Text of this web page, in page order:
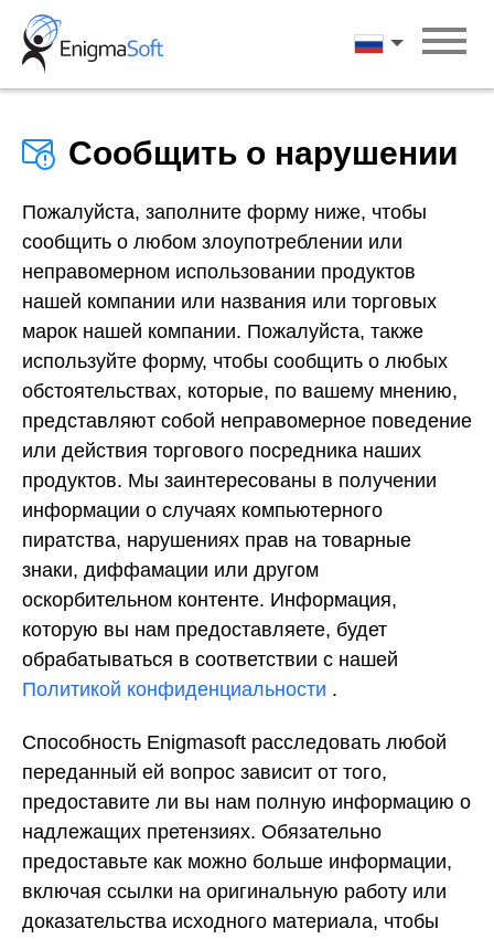
Skip
content
Русский
Сообщить о нарушении
Пожалуйста, заполните форму ниже, чтобы
сообщить о любом злоупотреблении или
неправомерном использовании продуктов
нашей компании или названия или торговых
марок нашей компании. Пожалуйста, также
используйте форму, чтобы сообщить о любых
обстоятельствах, которые, по вашему мнению,
представляют собой неправомерное поведение
или действия торгового посредника наших
продуктов. Мы заинтересованы в получении
информации о случаях компьютерного
пиратства, нарушениях прав на товарные
знаки, диффамации или другом
оскорбительном контенте. Информация,
которую вы нам предоставляете, будет
обрабатываться в соответствии с нашей
Политикой конфиденциальности .
Способность Enigmasoft расследовать любой
переданный ей вопрос зависит от того,
предоставите ли вы нам полную информацию о
надлежащих претензиях. Обязательно
предоставьте как можно больше информации,
включая ссылки на оригинальную работу или
доказательства исходного материала, чтобы